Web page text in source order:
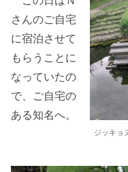
ジッキョ
さんのご自宅
に宿泊させて
もらうことに
なっていたの
で、ご自宅の
ある知名へ。